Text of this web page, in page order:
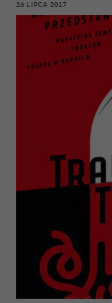
26 LIPCA 2017